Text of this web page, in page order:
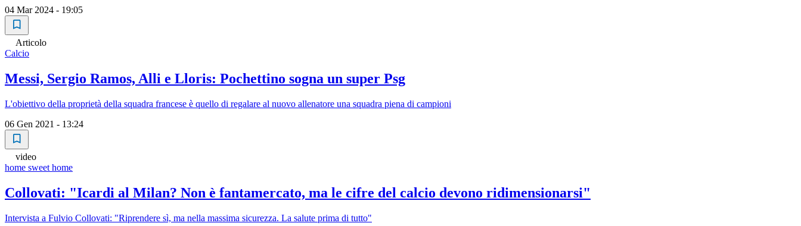
04 Mar 2024 - 19:05
Articolo
Calcio
Messi, Sergio Ramos, Alli e Lloris: Pochettino sogna un super Psg
L'obiettivo della proprietà della squadra francese è quello di regalare al nuovo allenatore una squadra piena di campioni
06 Gen 2021 - 13:24
video
home sweet home
Collovati: "Icardi al Milan? Non è fantamercato, ma le cifre del calcio devono ridimensionarsi"
Intervista a Fulvio Collovati: "Riprendere sì, ma nella massima sicurezza. La salute prima di tutto"